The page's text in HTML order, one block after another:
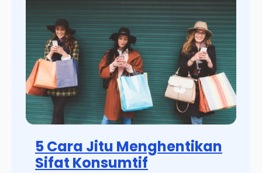
5 Cara Jitu Menghentikan
Sifat Konsumtif